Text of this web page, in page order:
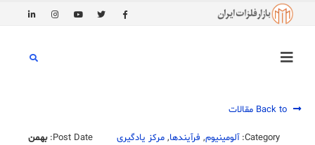
Category: آلومینیوم, فرآیندها, مرکز یادگیری Post Date: بهمن